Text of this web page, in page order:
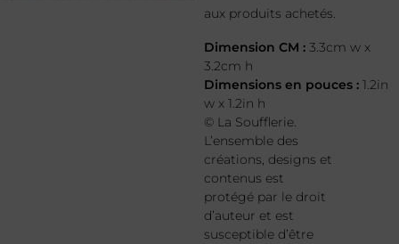
aux produits achetés.
Dimension CM : 3.3cm w x
3.2cm h
Dimensions en pouces : 1.2in
w x 1.2in h
© La Soufflerie.
L’ensemble des
créations, designs et
contenus est
protégé par le droit
d’auteur et est
susceptible d’être